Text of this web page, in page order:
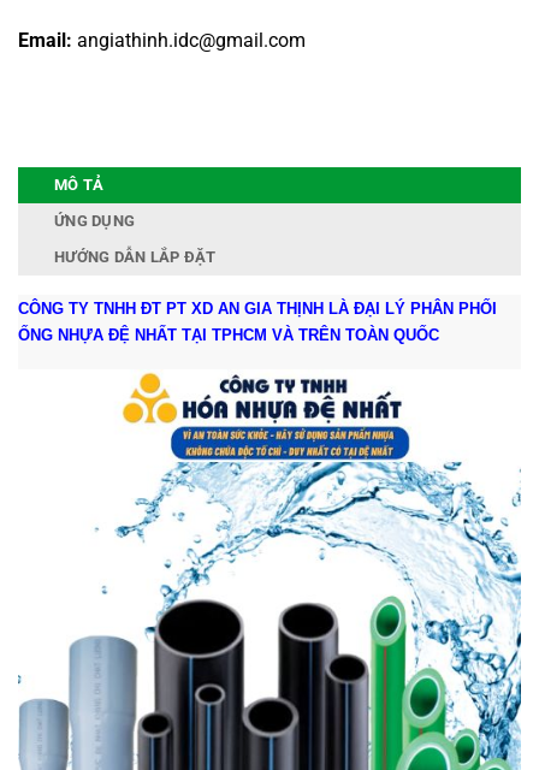
Email: angiathinh.idc@gmail.com
MÔ TẢ
ỨNG DỤNG
HƯỚNG DẪN LẮP ĐẶT
CÔNG TY TNHH ĐT PT XD AN GIA THỊNH LÀ ĐẠI LÝ PHÂN PHỐI
ỐNG NHỰA ĐỆ NHẤT TẠI TPHCM VÀ TRÊN TOÀN QUỐC